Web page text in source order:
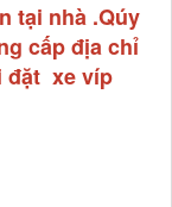
tại nhà .Qúy
cấp địa chỉ
đặt xe víp